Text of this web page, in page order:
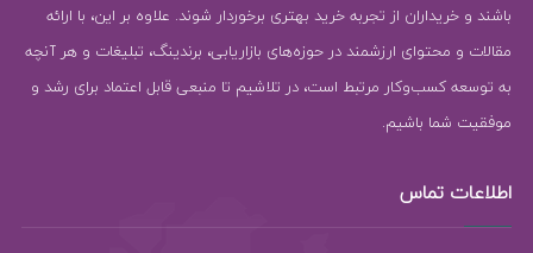
باشند و خریداران از تجربه خرید بهتری برخوردار شوند. علاوه بر این، با ارائه
مقالات و محتوای ارزشمند در حوزه‌های بازاریابی، برندینگ، تبلیغات و هر آنچه
به توسعه کسب‌وکار مرتبط است، در تلاشیم تا منبعی قابل اعتماد برای رشد و
موفقیت شما باشیم.
اطلاعات تماس